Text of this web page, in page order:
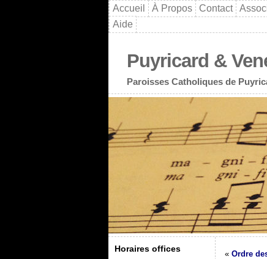
Accueil À Propos Contact
Aide
Puyricard &
Paroisses Catholiques de
Horaires offices
« Ordre